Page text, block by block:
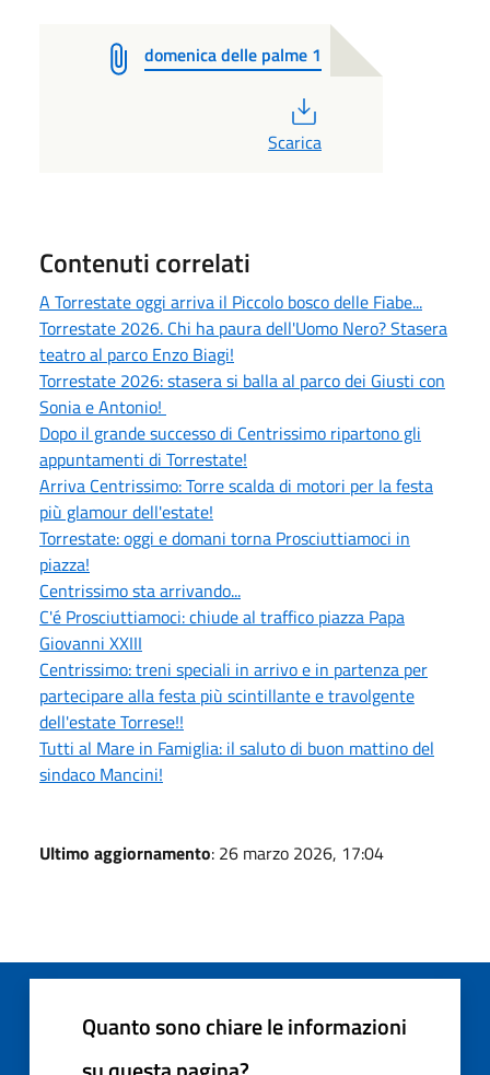
domenica delle palme 1
Scarica
Contenuti correlati
A Torrestate oggi arriva il Piccolo bosco delle Fiabe...
Torrestate 2026. Chi ha paura dell'Uomo Nero? Stasera
teatro al parco Enzo Biagi!
Torrestate 2026: stasera si balla al parco dei Giusti con
Sonia e Antonio!
Dopo il grande successo di Centrissimo ripartono gli
appuntamenti di Torrestate!
Arriva Centrissimo: Torre scalda di motori per la festa
più glamour dell'estate!
Torrestate: oggi e domani torna Prosciuttiamoci in
piazza!
Centrissimo sta arrivando...
C'é Prosciuttiamoci: chiude al traffico piazza Papa
Giovanni XXIII
Centrissimo: treni speciali in arrivo e in partenza per
partecipare alla festa più scintillante e travolgente
dell'estate Torrese!!
Tutti al Mare in Famiglia: il saluto di buon mattino del
sindaco Mancini!
Ultimo aggiornamento: 26 marzo 2026, 17:04
Quanto sono chiare le informazioni